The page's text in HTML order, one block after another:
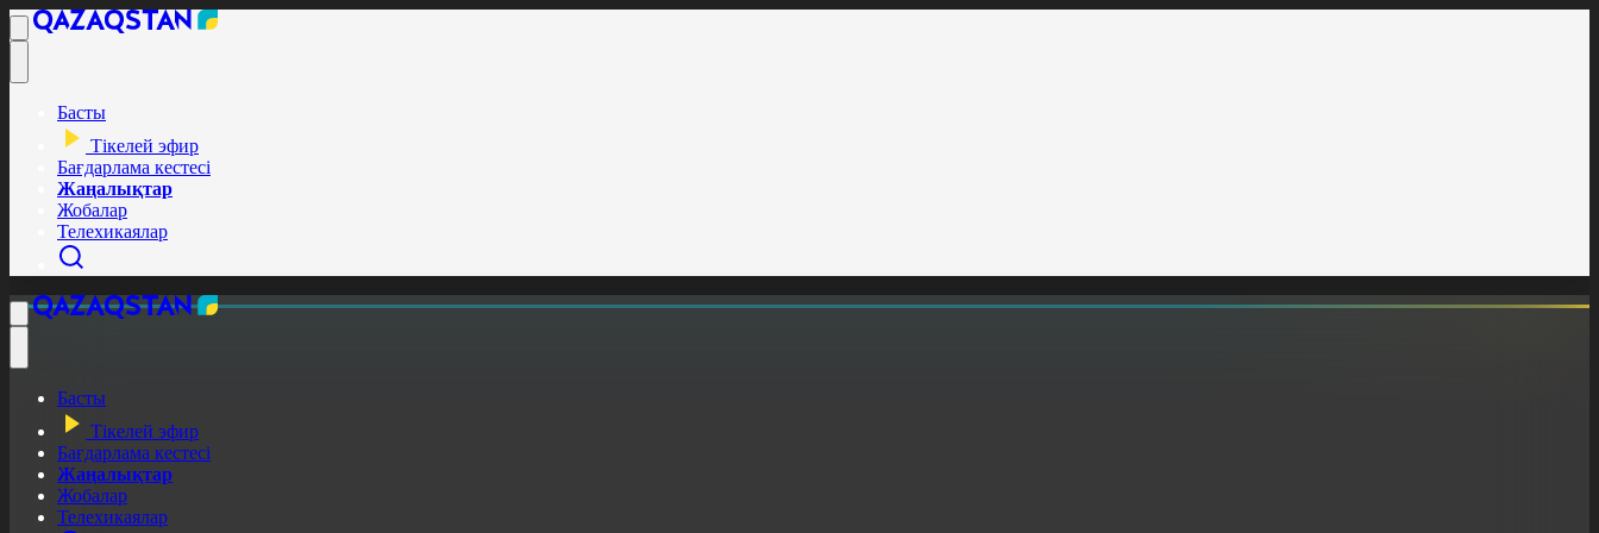
Басты
Тікелей эфир
Бағдарлама кестесі
Жаңалықтар
Жобалар
Телехикаялар
Басты
Тікелей эфир
Бағдарлама кестесі
Жаңалықтар
Жобалар
Телехикаялар